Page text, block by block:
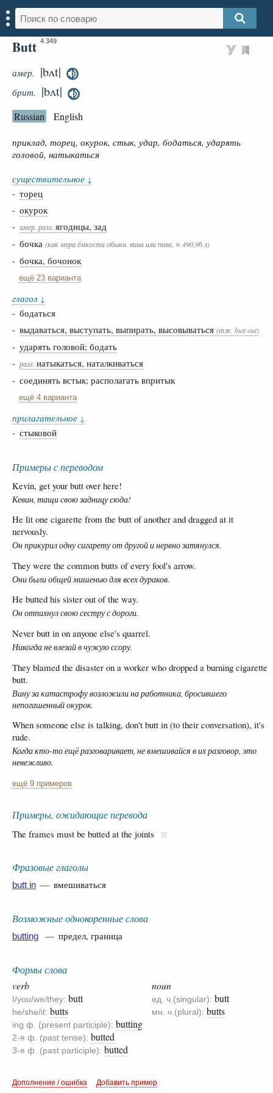
Butt 4 349
амер. |bʌt|
брит. |bʌt|
Russian English
приклад, торец, окурок, стык, удар, бодаться, ударять
головой, натыкаться
существительное ↓
- торец
- окурок
- амер. разг. ягодицы, зад
- бочка (как мера ёмкости обыкн. вина или пива, ≈ 490,96 л)
- бочка, бочонок
ещё 23 варианта
глагол ↓
- бодаться
- выдаваться, выступать, выпирать, высовываться (тж. butt out)
- ударять головой; бодать
- разг. натыкаться, наталкиваться
- соединять встык; располагать впритык
ещё 4 варианта
прилагательное ↓
- стыковой
Примеры с переводом
Kevin, get your butt over here!
Кевин, тащи свою задницу сюда!
He lit one cigarette from the butt of another and dragged at it
nervously.
Он прикурил одну сигарету от другой и нервно затянулся.
They were the common butts of every fool's arrow.
Они были общей мишенью для всех дураков.
He butted his sister out of the way.
Он отпихнул свою сестру с дороги.
Never butt in on anyone else's quarrel.
Никогда не влезай в чужую ссору.
They blamed the disaster on a worker who dropped a burning cigarette
butt.
Вину за катастрофу возложили на работника, бросившего
непогашенный окурок.
When someone else is talking, don't butt in (to their conversation), it's
rude.
Когда кто-то ещё разговаривает, не вмешивайся в их разговор, это
невежливо.
ещё 9 примеров
Примеры, ожидающие перевода
The frames must be butted at the joints
Фразовые глаголы
butt in — вмешиваться
Возможные однокоренные слова
butting — предел, граница
Формы слова
verb
I/you/we/they: butt
he/she/it: butts
ing ф. (present participle): butting
2-я ф. (past tense): butted
3-я ф. (past participle): butted
noun
ед. ч.(singular): butt
мн. ч.(plural): butts
Дополнение / ошибка Добавить пример